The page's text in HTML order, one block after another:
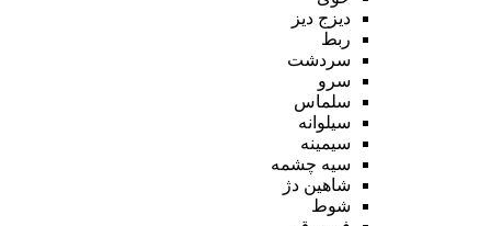
دیزج دیز
ربط
سردشت
سرو
سلماس
سیلوانه
سیمینه
سیه چشمه
شاهین دژ
شوط